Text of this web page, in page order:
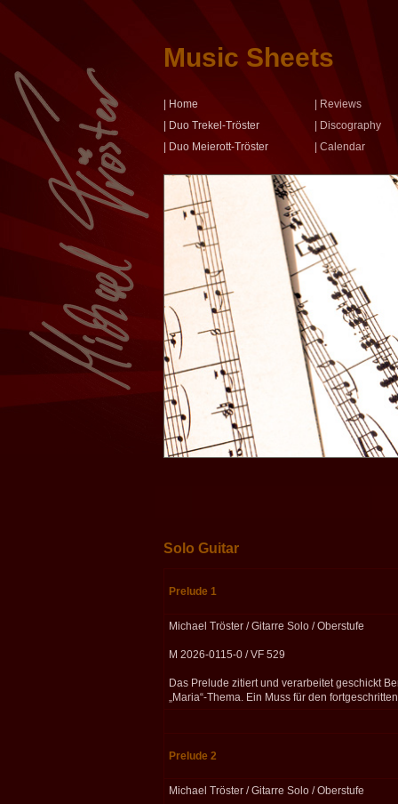
Music Sheets
| Home
| Reviews
| Duo Trekel-Tröster
| Discography
| Duo Meierott-Tröster
| Calendar
Solo Guitar
Prelude 1
Michael Tröster / Gitarre Solo / Oberstufe
M 2026-0115-0 / VF 529
Das Prelude zitiert und verarbeitet geschickt
„Maria“-Thema. Ein Muss für den
Prelude 2
Michael Tröster / Gitarre Solo / Oberstufe